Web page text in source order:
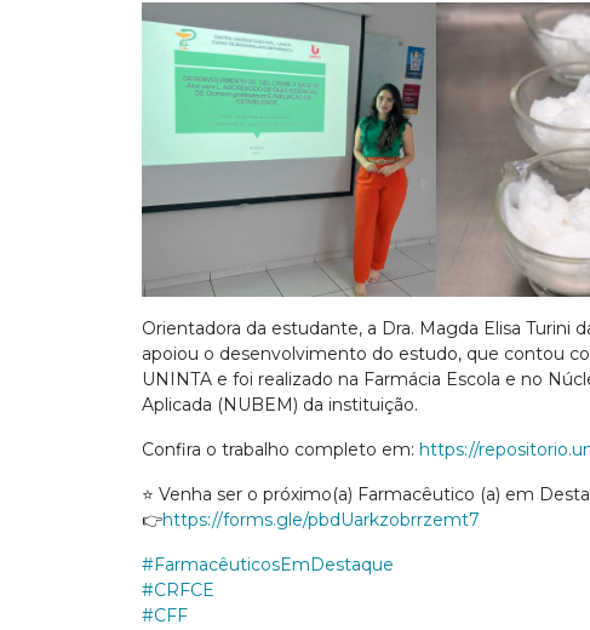
Orientadora da estudante, a Dra. Magda Elisa Turini
apoiou o desenvolvimento do estudo, que contou
UNINTA e foi realizado na Farmácia Escola e no
Aplicada (NUBEM) da instituição.
Confira o trabalho completo em: https://
⭐ Venha ser o próximo(a) Farmacêutico (a) em
👉https://forms.gle/pbdUarkzobrrzemt7
#FarmacêuticosEmDestaque
#CRFCE
#CFF